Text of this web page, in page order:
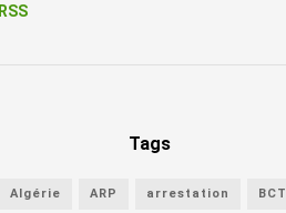
RSS
Tags
Algérie ARP arrestation BCT